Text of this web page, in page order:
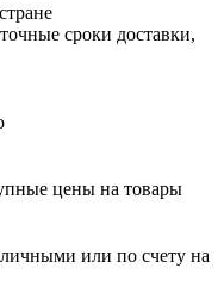
сроки доставки,
цены на товары
или по счету на